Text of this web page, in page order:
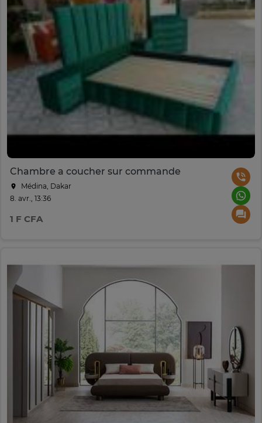
Chambre a coucher sur commande
Médina, Dakar
8. avr., 13:36
1 F CFA